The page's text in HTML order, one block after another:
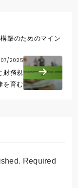
築のためのマイン
07/2025
財務規
を育む
Required